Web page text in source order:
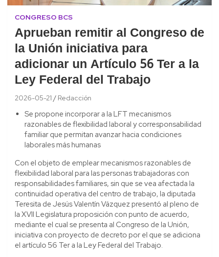
CONGRESO BCS
Aprueban remitir al Congreso de
la Unión iniciativa para
adicionar un Artículo 56 Ter a la
Ley Federal del Trabajo
2026-05-21 Redacción
Se propone incorporar a la LFT mecanismos
razonables de flexibilidad laboral y corresponsabilidad
familiar que permitan avanzar hacia condiciones
laborales más humanas
Con el objeto de emplear mecanismos razonables de
flexibilidad laboral para las personas trabajadoras con
responsabilidades familiares, sin que se vea afectada la
continuidad operativa del centro de trabajo, la diputada
Teresita de Jesús Valentín Vázquez presentó al pleno de
la XVII Legislatura proposición con punto de acuerdo,
mediante el cual se presenta al Congreso de la Unión,
iniciativa con proyecto de decreto por el que se adiciona
el artículo 56 Ter a la Ley Federal del Trabajo.